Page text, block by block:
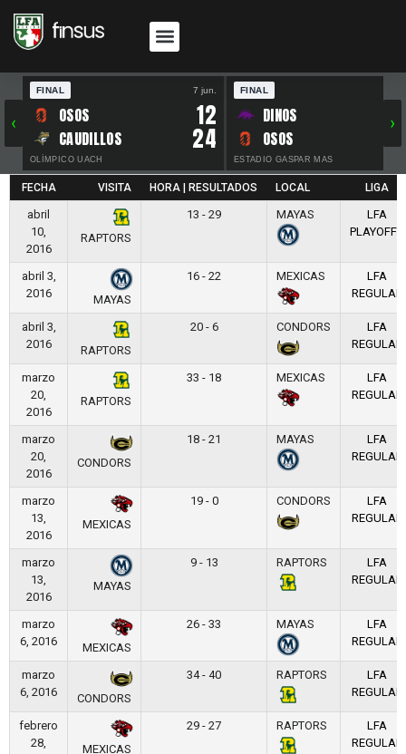
‹
FINAL 7 jun.
OSOS 12
CAUDILLOS 24
OLÍMPICO UACH
FINAL
DINOS
OSOS
ESTADIO GASPAR MAS
›
FECHA VISITA HORA | RESULTADOS LOCAL LIGA
abril
10,
2016
RAPTORS
13 - 29 MAYAS
LFA
PLAYOFFS
abril 3,
2016
MAYAS
16 - 22 MEXICAS
LFA
REGULAR
abril 3,
2016
RAPTORS
20 - 6 CONDORS
LFA
REGULAR
marzo
20,
2016
RAPTORS
33 - 18 MEXICAS
LFA
REGULAR
marzo
20,
2016
CONDORS
18 - 21 MAYAS
LFA
REGULAR
marzo
13,
2016
MEXICAS
19 - 0 CONDORS
LFA
REGULAR
marzo
13,
2016
MAYAS
9 - 13 RAPTORS
LFA
REGULAR
marzo
6, 2016
MEXICAS
26 - 33 MAYAS
LFA
REGULAR
marzo
6, 2016
CONDORS
34 - 40 RAPTORS
LFA
REGULAR
febrero
28,
MEXICAS
29 - 27 RAPTORS
LFA
REGULAR